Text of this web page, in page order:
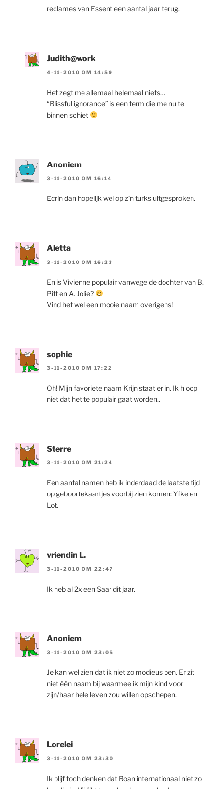
reclames van Essent een aantal jaar terug.
Judith@work
4-11-2010 OM 14:59
Het zegt me allemaal helemaal niets…
“Blissful ignorance” is een term die me nu te
binnen schiet
Anoniem
3-11-2010 OM 16:14
Ecrin dan hopelijk wel op z’n turks uitgesproken.
Aletta
3-11-2010 OM 16:23
En is Vivienne populair vanwege de dochter van B.
Pitt en A. Jolie?
Vind het wel een mooie naam overigens!
sophie
3-11-2010 OM 17:22
Oh! Mijn favoriete naam Krijn staat er in. Ik h oop
niet dat het te populair gaat worden..
Sterre
3-11-2010 OM 21:24
Een aantal namen heb ik inderdaad de laatste tijd
op geboortekaartjes voorbij zien komen: Yfke en
Lot.
vriendin L.
3-11-2010 OM 22:47
Ik heb al 2x een Saar dit jaar.
Anoniem
3-11-2010 OM 23:05
Je kan wel zien dat ik niet zo modieus ben. Er zit
niet één naam bij waarmee ik mijn kind voor
zijn/haar hele leven zou willen opschepen.
Lorelei
3-11-2010 OM 23:30
Ik blijf toch denken dat Roan internationaal niet zo